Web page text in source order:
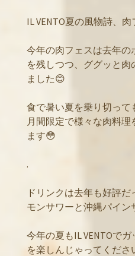
IL VENTO夏の風物詩、
今年の肉フェスは去年の
を残しつつ、ググッと
ました😊
食で暑い夏を乗り切って
月間限定で様々な肉料
ます😳
.
ドリンクは去年も好評
モンサワーと沖縄パイン
今年の夏もIL VENTOで
を楽しんじゃってくだ